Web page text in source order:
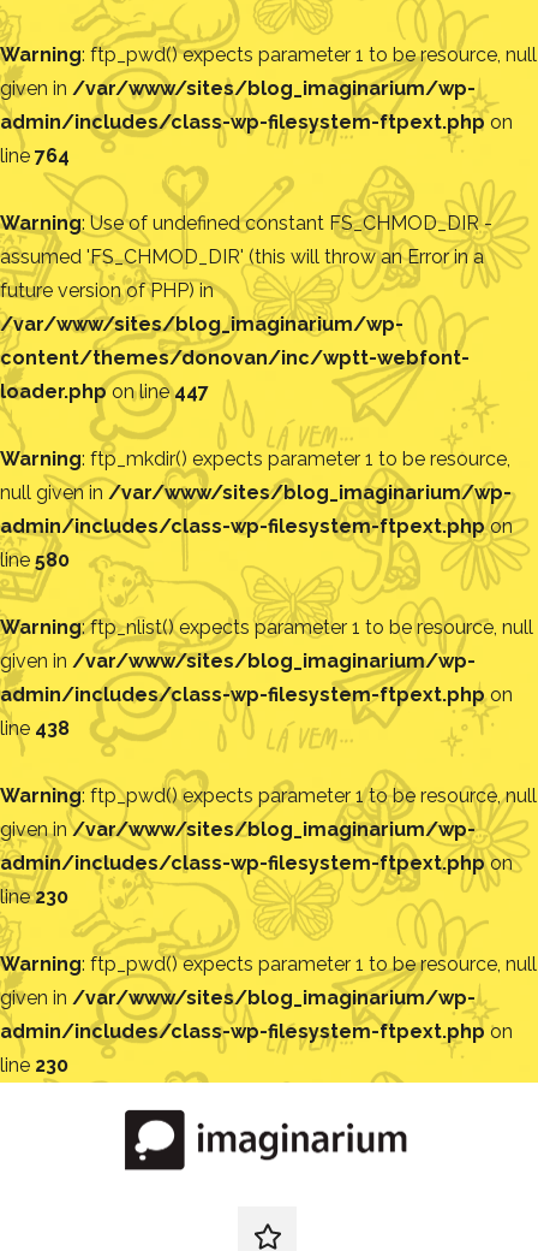
Warning: ftp_pwd() expects parameter 1 to be resource, null
given in /var/www/sites/blog_imaginarium/wp-
admin/includes/class-wp-filesystem-ftpext.php on
line 764
Warning: Use of undefined constant FS_CHMOD_DIR -
assumed 'FS_CHMOD_DIR' (this will throw an Error in a
future version of PHP) in
/var/www/sites/blog_imaginarium/wp-
content/themes/donovan/inc/wptt-webfont-
loader.phpon line447
Warning: ftp_mkdir() expects parameter 1 to be resource,
null given in /var/www/sites/blog_imaginarium/wp-
admin/includes/class-wp-filesystem-ftpext.phpon
line 580
Warning: ftp_nlist() expects parameter 1 to be resource, null
given in /var/www/sites/blog_imaginarium/wp-
admin/includes/class-wp-filesystem-ftpext.phpon
line 438
Warning: ftp_pwd() expects parameter 1 to be resource, null
given in/var/www/sites/blog_imaginarium/wp-
admin/includes/class-wp-filesystem-ftpext.phpon
line230
Warning: ftp_pwd() expects parameter 1 to be resource, null
given in /var/www/sites/blog_imaginarium/wp-
admin/includes/class-wp-filesystem-ftpext.php on
line 230
redes